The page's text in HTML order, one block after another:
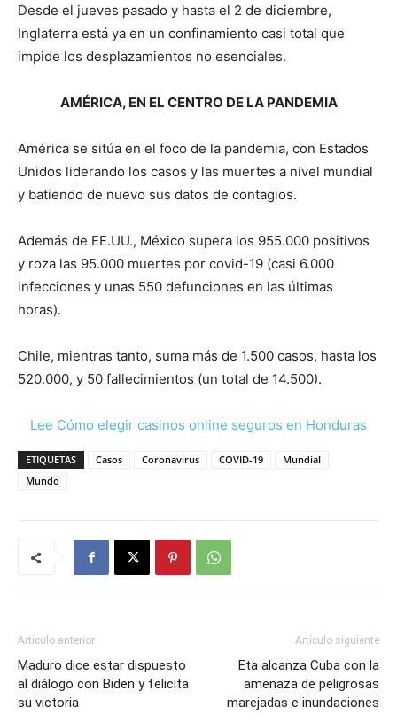
Desde el jueves pasado y hasta el 2 de diciembre,
Inglaterra está ya en un confinamiento casi total que
impide los desplazamientos no esenciales.
AMÉRICA, EN EL CENTRO DE LA PANDEMIA
América se sitúa en el foco de la pandemia, con Estados
Unidos liderando los casos y las muertes a nivel mundial
y batiendo de nuevo sus datos de contagios.
Además de EE.UU., México supera los 955.000 positivos
y roza las 95.000 muertes por covid-19 (casi 6.000
infecciones y unas 550 defunciones en las últimas
horas).
Chile, mientras tanto, suma más de 1.500 casos, hasta los
520.000, y 50 fallecimientos (un total de 14.500).
Lee Cómo elegir casinos online seguros en Honduras
ETIQUETAS Casos Coronavirus COVID-19
Mundial
Mundo
Artículo anterior
Maduro dice estar dispuesto
al diálogo con Biden y felicita
su victoria
Artículo siguiente
Eta alcanza Cuba con la
amenaza de peligrosas
marejadas e inundaciones